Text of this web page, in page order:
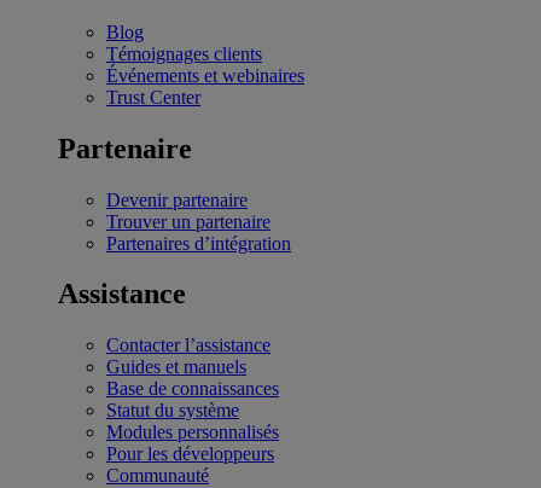
Blog
Témoignages clients
Événements et webinaires
Trust Center
Partenaire
Devenir partenaire
Trouver un partenaire
Partenaires d’intégration
Assistance
Contacter l’assistance
Guides et manuels
Base de connaissances
Statut du système
Modules personnalisés
Pour les développeurs
Communauté